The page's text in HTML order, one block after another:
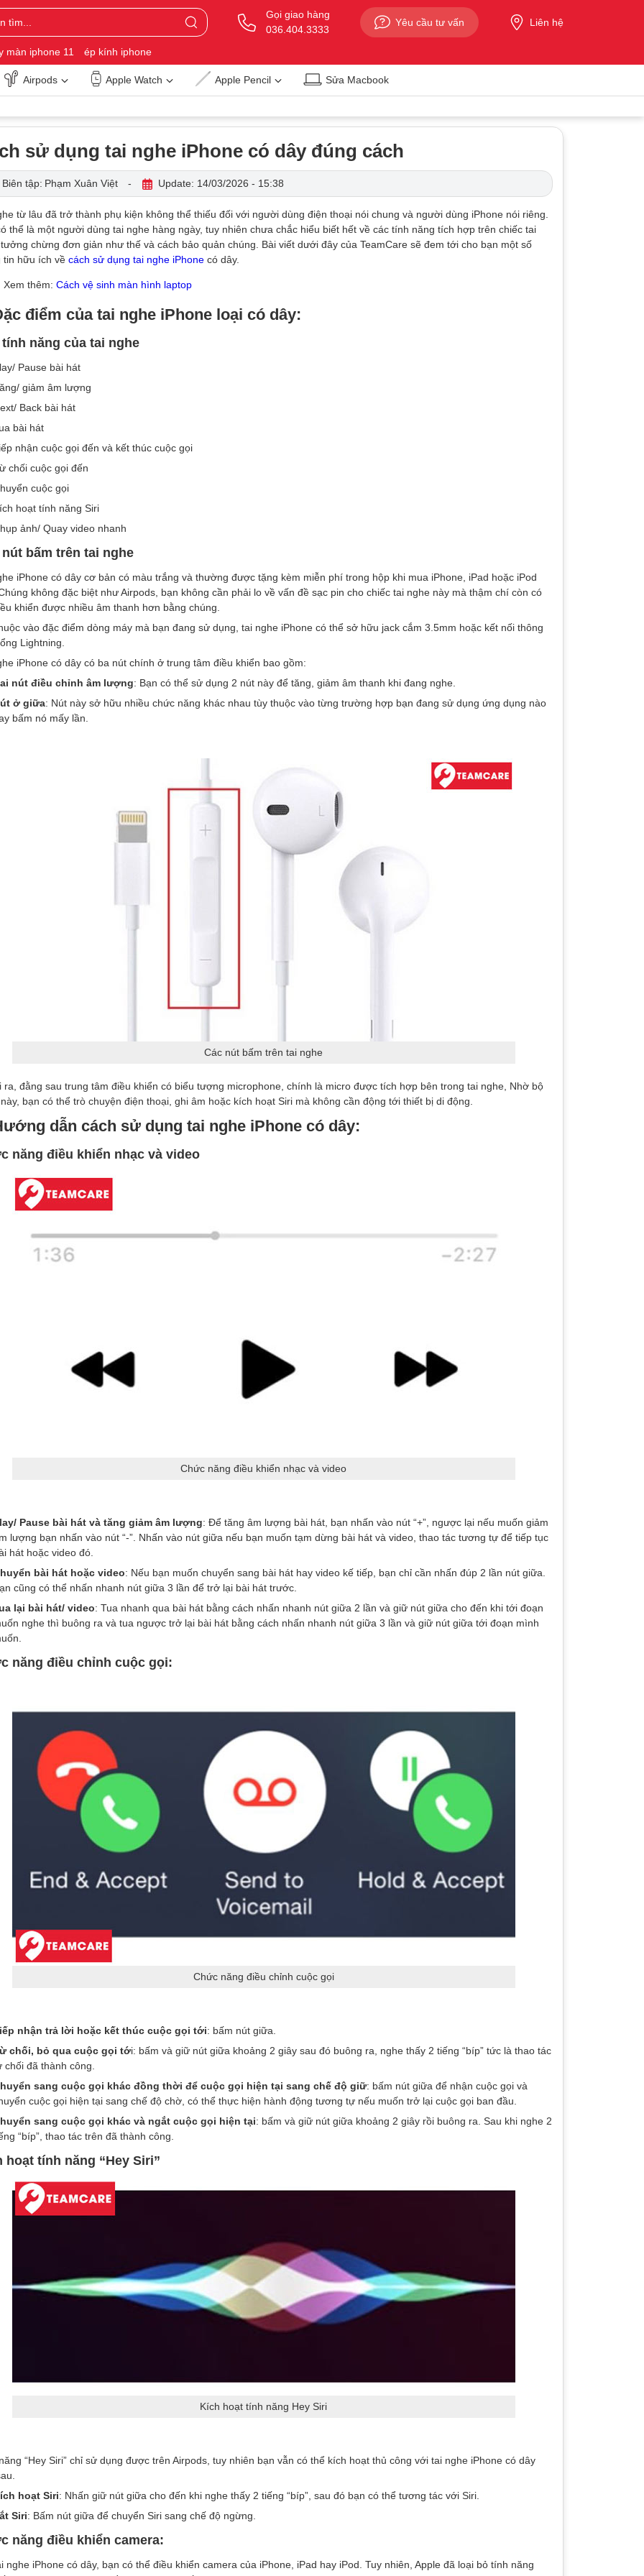
Gọi giao hàng
036.404.3333
Yêu cầu tư vấn Liên hệ
màn iphone 11 ép kính iphone
Airpods Apple Watch Apple Pencil Sửa Macbook
sử dụng tai nghe iPhone có dây đúng cách
Biên tập: Phạm Xuân Việt - Update: 14/03/2026 - 15:38
từ lâu đã trở thành phụ kiện không thể thiếu đối với người dùng điện thoại nói chung và người dùng iPhone nói riêng.
thể là một người dùng tai nghe hàng ngày, tuy nhiên chưa chắc hiểu biết hết về các tính năng tích hợp trên chiếc tai
chừng đơn giản như thế và cách bảo quản chúng. Bài viết dưới đây của TeamCare sẽ đem tới cho bạn một số
tin hữu ích về cách sử dụng tai nghe iPhonecó dây.
Xem thêm: Cách vệ sinh màn hình laptop
điểm của tai nghe iPhone loại có dây:
tính năng của tai nghe
Pause bài hát
giảm âm lượng
Back bài hát
bài hát
nhận cuộc gọi đến và kết thúc cuộc gọi
chối cuộc gọi đến
cuộc gọi
hoạt tính năng Siri
ảnh/ Quay video nhanh
nút bấm trên tai nghe
iPhone có dây cơ bản có màu trắng và thường được tặng kèm miễn phí trong hộp khi mua iPhone, iPad hoặc iPod
không đặc biệt như Airpods, bạn không cần phải lo về vấn đề sạc pin cho chiếc tai nghe này mà thậm chí còn có
khiển được nhiều âm thanh hơn bằng chúng.
vào đặc điểm dòng máy mà bạn đang sử dụng, tai nghe iPhone có thể sở hữu jack cắm 3.5mm hoặc kết nối thông
Lightning.
iPhone có dây có ba nút chính ở trung tâm điều khiển bao gồm:
nút điều chỉnh âm lượng: Bạn có thể sử dụng 2 nút này để tăng, giảm âm thanh khi đang nghe.
ở giữa: Nút này sở hữu nhiều chức năng khác nhau tùy thuộc vào từng trường hợp bạn đang sử dụng ứng dụng nào
bấm nó mấy lần.
Các nút bấm trên tai nghe
ra, đằng sau trung tâm điều khiển có biểu tượng microphone, chính là micro được tích hợp bên trong tai nghe, Nhờ bộ
bạn có thể trò chuyện điện thoại, ghi âm hoặc kích hoạt Siri mà không cần động tới thiết bị di động.
dẫn cách sử dụng tai nghe iPhone có dây:
năng điều khiển nhạc và video
Chức năng điều khiển nhạc và video
Pause bài hát và tăng giảm âm lượng: Để tăng âm lượng bài hát, bạn nhấn vào nút “+”, ngược lại nếu muốn giảm
lượng bạn nhấn vào nút “-”. Nhấn vào nút giữa nếu bạn muốn tạm dừng bài hát và video, thao tác tương tự để tiếp tục
hát hoặc video đó.
bài hát hoặc video: Nếu bạn muốn chuyển sang bài hát hay video kế tiếp, bạn chỉ cần nhấn đúp 2 lần nút giữa.
cũng có thể nhấn nhanh nút giữa 3 lần để trở lại bài hát trước.
lại bài hát/ video: Tua nhanh qua bài hát bằng cách nhấn nhanh nút giữa 2 lần và giữ nút giữa cho đến khi tới đoạn
nghe thì buông ra và tua ngược trở lại bài hát bằng cách nhấn nhanh nút giữa 3 lần và giữ nút giữa tới đoạn mình
năng điều chỉnh cuộc gọi:
Chức năng điều chỉnh cuộc gọi
nhận trả lời hoặc kết thúc cuộc gọi tới: bấm nút giữa.
chối, bỏ qua cuộc gọi tới: bấm và giữ nút giữa khoảng 2 giây sau đó buông ra, nghe thấy 2 tiếng “bíp” tức là thao tác
chối đã thành công.
sang cuộc gọi khác đồng thời để cuộc gọi hiện tại sang chế độ giữ: bấm nút giữa để nhận cuộc gọi và
cuộc gọi hiện tại sang chế độ chờ, có thể thực hiện hành động tương tự nếu muốn trở lại cuộc gọi ban đầu.
sang cuộc gọi khác và ngắt cuộc gọi hiện tại: bấm và giữ nút giữa khoảng 2 giây rồi buông ra. Sau khi nghe 2
“bíp”, thao tác trên đã thành công.
hoạt tính năng “Hey Siri”
Kích hoạt tính năng Hey Siri
“Hey Siri” chỉ sử dụng được trên Airpods, tuy nhiên bạn vẫn có thể kích hoạt thủ công với tai nghe iPhone có dây
hoạt Siri: Nhấn giữ nút giữa cho đến khi nghe thấy 2 tiếng “bíp”, sau đó bạn có thể tương tác với Siri.
Siri: Bấm nút giữa để chuyển Siri sang chế độ ngừng.
năng điều khiển camera:
nghe iPhone có dây, bạn có thể điều khiển camera của iPhone, iPad hay iPod. Tuy nhiên, Apple đã loại bỏ tính năng